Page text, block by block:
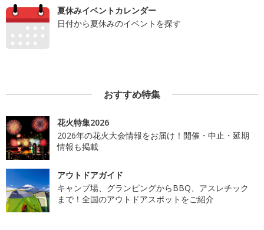
夏休みイベントカレンダー
日付から夏休みのイベントを探す
おすすめ特集
花火特集2026
2026年の花火大会情報をお届け！開催・中止・延期
情報も掲載
アウトドアガイド
キャンプ場、グランピングからBBQ、アスレチック
まで！全国のアウトドアスポットをご紹介